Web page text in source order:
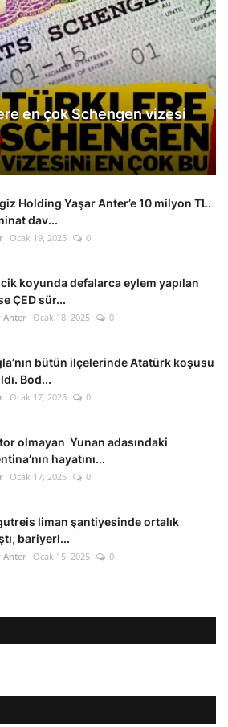
en çok Schengen vizesi
Holding Yaşar Anter’e 10 milyon TL.
dav...
Ocak 19, 2025 0
koyunda defalarca eylem yapılan
ÇED sür...
Anter Ocak 18, 2025 0
bütün ilçelerinde Atatürk koşusu
Bod...
Ocak 17, 2025 0
olmayan Yunan adasındaki
hayatını...
Ocak 17, 2025 0
liman şantiyesinde ortalık
bariyerl...
Anter Ocak 15, 2025 0